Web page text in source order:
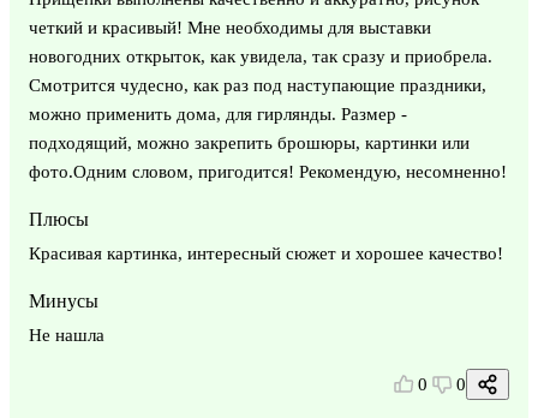
четкий и красивый! Мне необходимы для выставки
новогодних открыток, как увидела, так сразу и приобрела.
Смотрится чудесно, как раз под наступающие праздники,
можно применить дома, для гирлянды. Размер -
подходящий, можно закрепить брошюры, картинки или
фото.Одним словом, пригодится! Рекомендую, несомненно!
Плюсы
Красивая картинка, интересный сюжет и хорошее качество!
Минусы
Не нашла
0 0